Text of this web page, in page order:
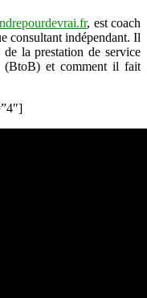
efficacité , est coach
consultant indépendant. Il
la prestation de service
(BtoB) et comment il fait